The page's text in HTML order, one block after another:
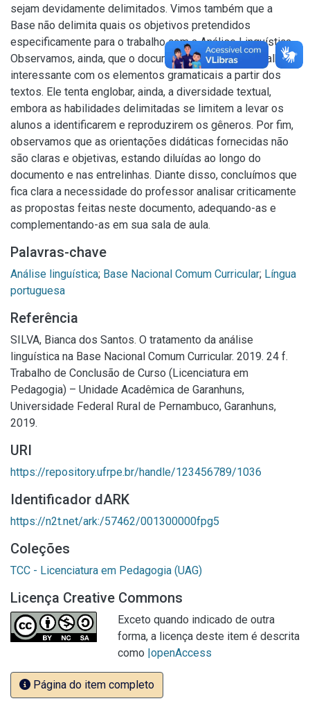
sejam devidamente delimitados. Vimos também que a
Base não delimita quais os objetivos pretendidos
especificamente para o trabalho com a Análise Linguística.
Observamos, ainda, que o documento orienta um trabalho
interessante com os elementos gramaticais a partir dos
textos. Ele tenta englobar, ainda, a diversidade textual,
embora as habilidades delimitadas se limitem a levar os
alunos a identificarem e reproduzirem os gêneros. Por fim,
observamos que as orientações didáticas fornecidas não
são claras e objetivas, estando diluídas ao longo do
documento e nas entrelinhas. Diante disso, concluímos que
fica clara a necessidade do professor analisar criticamente
as propostas feitas neste documento, adequando-as e
complementando-as em sua sala de aula.
Palavras-chave
Análise linguística; Base Nacional Comum Curricular; Língua
portuguesa
Referência
SILVA, Bianca dos Santos. O tratamento da análise
linguística na Base Nacional Comum Curricular. 2019. 24 f.
Trabalho de Conclusão de Curso (Licenciatura em
Pedagogia) – Unidade Acadêmica de Garanhuns,
Universidade Federal Rural de Pernambuco, Garanhuns,
2019.
URI
https://repository.ufrpe.br/handle/123456789/1036
Identificador dARK
https://n2t.net/ark:/57462/001300000fpg5
Coleções
TCC - Licenciatura em Pedagogia (UAG)
Licença Creative Commons
Exceto quando indicado de outra
forma, a licença deste item é descrita
como |openAccess
Página do item completo